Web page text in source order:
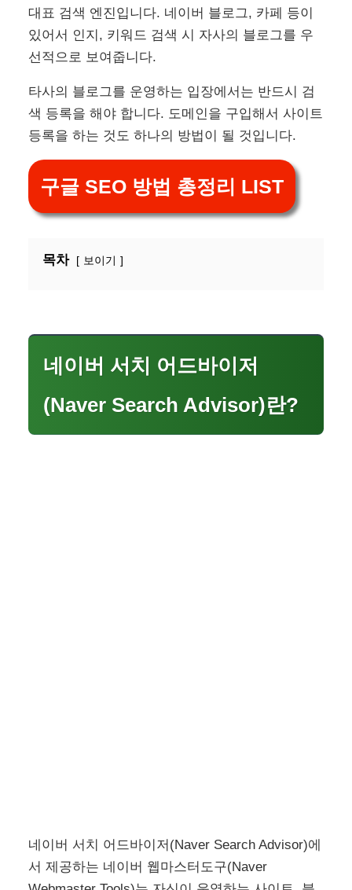
대표 검색 엔진입니다. 네이버 블로그, 카페 등이
있어서 인지, 키워드 검색 시 자사의 블로그를 우
선적으로 보여줍니다.
타사의 블로그를 운영하는 입장에서는 반드시 검
색 등록을 해야 합니다. 도메인을 구입해서 사이트
등록을 하는 것도 하나의 방법이 될 것입니다.
구글 SEO 방법 총정리 LIST
목차 보이기
네이버 서치 어드바이저
(Naver Search Advisor)란?
네이버 서치 어드바이저(Naver Search Advisor)에
서 제공하는 네이버 웹마스터도구(Naver